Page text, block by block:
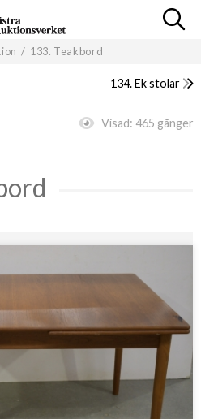
/ 133. Teakbord
134. Ek stolar
Visad: 465 gånger